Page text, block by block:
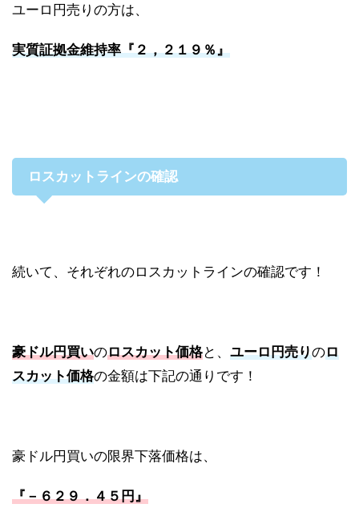
ユーロ円売りの方は、
実質証拠金維持率『２，２１９％』
ロスカットラインの確認
続いて、それぞれのロスカットラインの確認です！
豪ドル円買いのロスカット価格と、 ユーロ円売りのロ
スカット価格の金額は下記の通りです！
豪ドル円買いの限界下落価格は、
『－６２９．４５円』